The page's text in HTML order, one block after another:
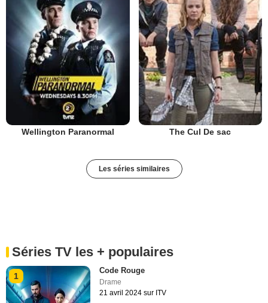
Wellington Paranormal The Cul De sac
Les séries similaires
Séries TV les + populaires
1
Code Rouge
Drame
21 avril 2024 sur ITV